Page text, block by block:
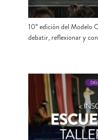
10° edición del Modelo
debatir, reflexionar y